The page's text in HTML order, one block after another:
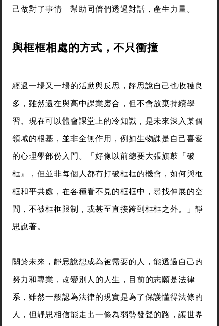
己做對了事情，幫助同儕們透過對話，產生力量。
與框框相處的方式，不只衝撞
經過一場又一場的活動與反思，靜思說自己也收穫良
多，雖然還在與高中課業磨合，但不會放棄持續學
習。現在可以體會課堂上的冷知識，是未來深入某個
領域的根基，並非全無作用，例如生物課是自己喜愛
的心理學部份入門。「好像以前總要大張旗鼓『破
框』，但並非每個人都有打破框框的機會，如何與框
框和平共處，在各種看不見的框框中，尋找伸展的空
間，不被框框限制，或甚至直接跨到框框之外。」靜
思說著。
關於未來，靜思說想成為被需要的人，能透過自己的
努力和專業，改變別人的人生，目前的志願是法律
系，雖然一般認為法律的現實是為了保護懂得法條的
人，但靜思相信能走出一條為弱勢發聲的路，讓世界